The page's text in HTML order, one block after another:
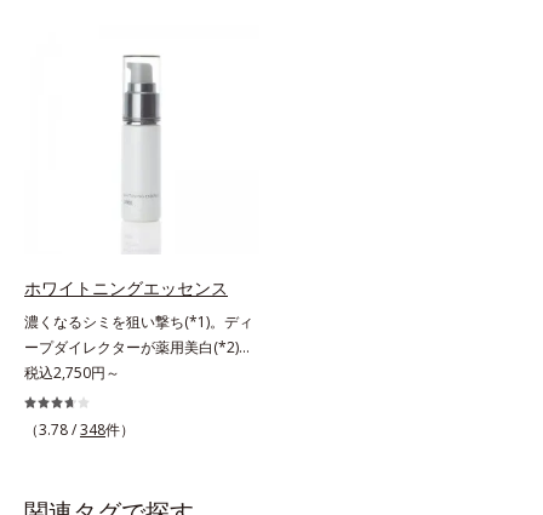
スコルビン酸 2-グルコシド、パウダ
ルコ樹皮エキス、油溶性甘草エキス
(2)*10 乾燥など
のアプローチによって、肌本来の輝
きを生かして澄み渡る、輝き透明肌
（脂性肌～普通肌）M＝しっとりタ
防ぐ*2 日本化粧品業界で初めてメ
本放射線影響学会第53回大会で
2010年10月に初めて発表したこと
*4 うるおいによる*5 メラノサイト
まで*6 シミ・ソバカスが肌表面に
あらわれること*7 L-アスコルビン
酸 2-グルコシド*8 L-アスコルビン
酸 2-グルコシド、パウダルコ樹皮エ
ー」の理論を応用し、全方位的に肌
の底上げを図ります。さらに、シミ
だけでなく、メラニンが蓄積しがち
目指します。*1 メラニンの生成を
層まで*3 年齢を重ねた肌*4 メラニ
ンが過剰に生成する状態
ホワイトニングエッセンス
濃くなるシミを狙い撃ち(*1)。ディ
ープダイレクターが薬用美白(*2)成
分を、肌の奥深く(*3)まで効かせる
美容液。しつこいシミの原因“詰ま
りメラニン(*1)”の生成を抑え、透明
は肌のターンオーバーが低下し、メ
税込2,750円～
（3.78 /348件）